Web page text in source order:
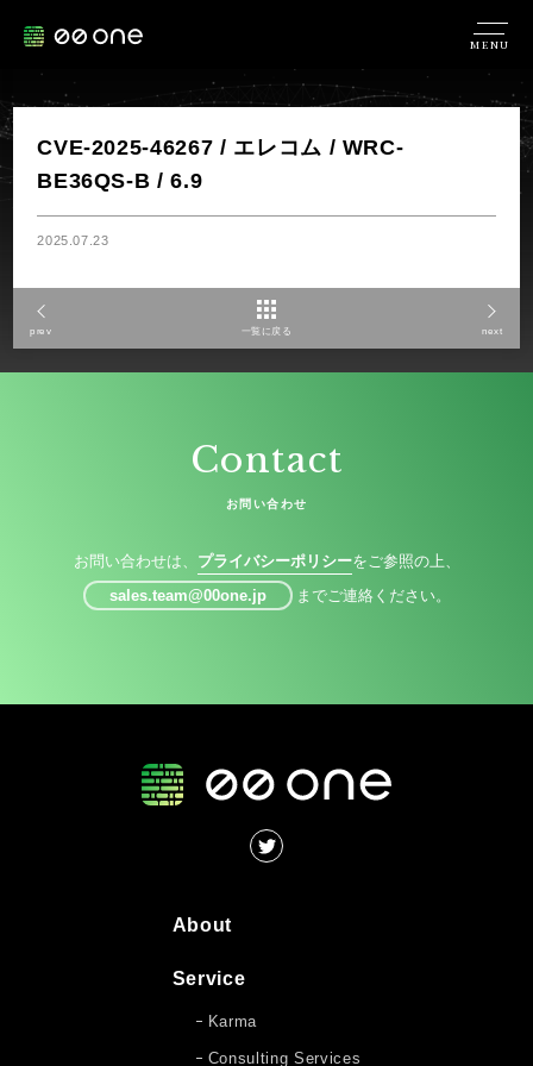
MENU
CVE-2025-46267 / エレコム / WRC-
BE36QS-B / 6.9
2025.07.23
prev 一覧に戻る next
Contact
お問い合わせ
お問い合わせは、 プライバシーポリシーをご参照の上、
sales.team@00one.jp
までご連絡ください。
About
Service
Karma
Consulting Services